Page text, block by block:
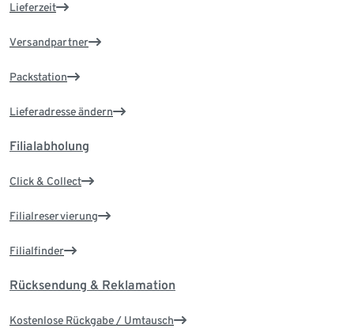
Lieferzeit
Versandpartner
Packstation
Lieferadresse ändern
Filialabholung
Click & Collect
Filialreservierung
Filialfinder
Rücksendung & Reklamation
Kostenlose Rückgabe / Umtausch